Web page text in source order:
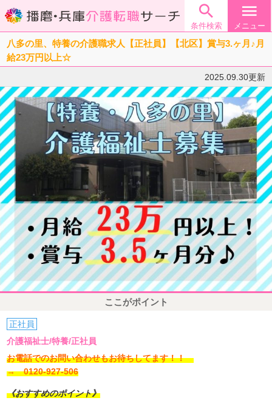

条件検索
menu
メニュー
八多の里、特養の介護職求人【正社員】【北区】賞与3.ヶ月♪月
給23万円以上☆
2025.09.30更新
ここがポイント
正社員
介護福祉士/特養/正社員
お電話でのお問い合わせもお待ちしてます！！
→ 0120-927-506
《おすすめのポイント》